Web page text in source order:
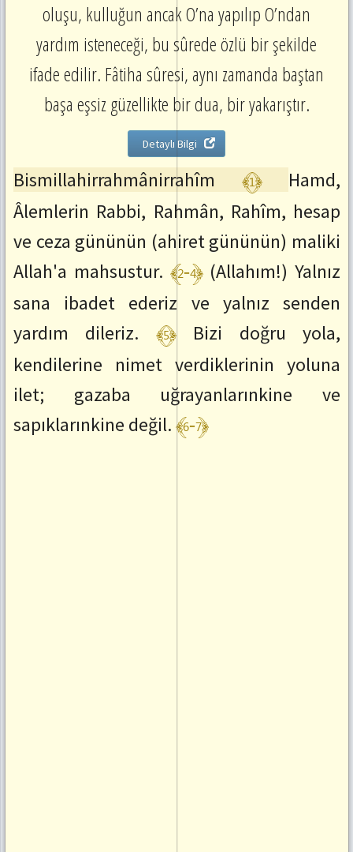
oluşu, kulluğun ancak O’na yapılıp O’ndan
yardım isteneceği, bu sûrede özlü bir şekilde
ifade edilir. Fâtiha sûresi, aynı zamanda baştan
başa eşsiz güzellikte bir dua, bir yakarıştır.
Detaylı Bilgi
Bismillahirrahmânirrahîm ﴾1﴿
Hamd,
Âlemlerin Rabbi, Rahmân, Rahîm, hesap
ve ceza gününün (ahiret gününün) maliki
Allah'a mahsustur. ﴾2-4﴿ (Allahım!) Yalnız
sana ibadet ederiz ve yalnız senden
yardım dileriz.
﴾5﴿
Bizi doğru yola,
kendilerine nimet verdiklerinin yoluna
ilet; gazaba uğrayanlarınkine ve
sapıklarınkine değil.﴾6-7﴿